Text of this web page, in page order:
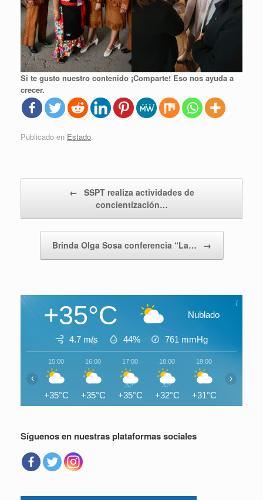
Si te gusto nuestro contenido ¡Comparte! Eso nos ayuda a
crecer.
Publicado en Estado.
← SSPT realiza actividades de
concientización…
Brinda Olga Sosa conferencia “La… →
+35°C Nublado
4.7 m/s 44% 761 mmHg
15:00
+35°C
16:00
+35°C
17:00
+35°C
18:00
+32°C
19:00
+31°C
‹ ›
Síguenos en nuestras plataformas sociales